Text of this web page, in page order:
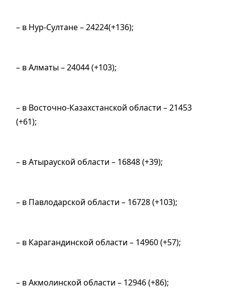
– в Нур-Султане – 24224(+136);
– в Алматы – 24044 (+103);
– в Восточно-Казахстанской области – 21453
(+61);
– в Атырауской области – 16848 (+39);
– в Павлодарской области – 16728 (+103);
– в Карагандинской области – 14960 (+57);
– в Акмолинской области – 12946 (+86);